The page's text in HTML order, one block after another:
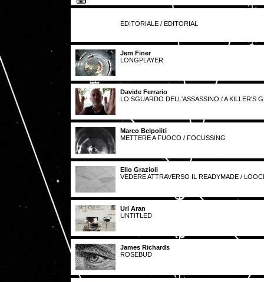
EDITORIALE / EDITORIAL
Jem Finer
LONGPLAYER
Davide Ferrario
LO SGUARDO DELL'ASSASSINO / A KILLER'S
Marco Belpoliti
METTERE A FUOCO / FOCUSSING
Elio Grazioli
VEDERE ATTRAVERSO IL READYMADE /
Uri Aran
UNTITLED
James Richards
ROSEBUD